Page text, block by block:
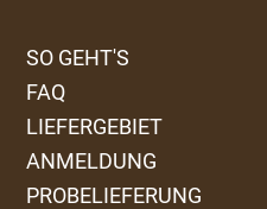
SO GEHT'S
FAQ
LIEFERGEBIET
ANMELDUNG
PROBELIEFERUNG